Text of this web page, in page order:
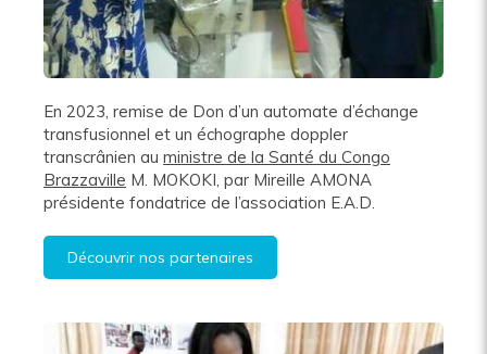
En 2023, remise de Don d’un automate d’échange
transfusionnel et un échographe doppler
transcrânien au ministre de la Santé du Congo
Brazzaville M. MOKOKI, par Mireille AMONA
présidente fondatrice de l’association E.A.D.
Découvrir nos partenaires